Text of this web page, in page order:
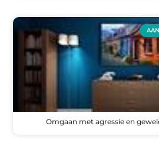
Omgaan met agressie en